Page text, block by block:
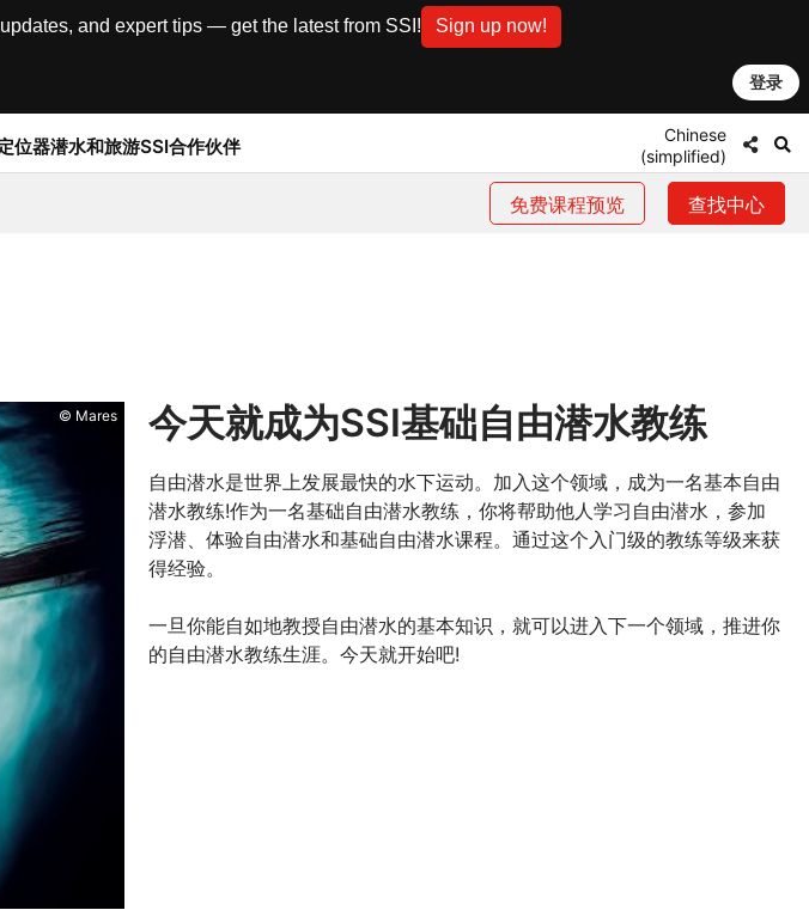
and expert tips — get the latest from SSI! Sign up now!
登录
位器潜水和旅游SSI合作伙伴
Chinese
(simplified)
免费课程预览 查找中心
© Mares 今天就成为SSI基础自由潜水教练
自由潜水是世界上发展最快的水下运动。加入这个领域，成为一名基本自由
潜水教练!作为一名基础自由潜水教练，你将帮助他人学习自由潜水，参加
浮潜、体验自由潜水和基础自由潜水课程。通过这个入门级的教练等级来获
得经验。
一旦你能自如地教授自由潜水的基本知识，就可以进入下一个领域，推进你
的自由潜水教练生涯。今天就开始吧!